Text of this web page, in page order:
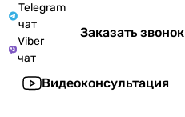
Telegram
чат
Viber
чат
Заказать звонок
Видеоконсультация